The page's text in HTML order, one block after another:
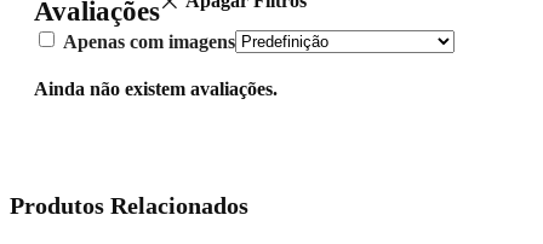
Avaliações
Apenas com imagens
Ainda não existem avaliações.
Produtos Relacionados